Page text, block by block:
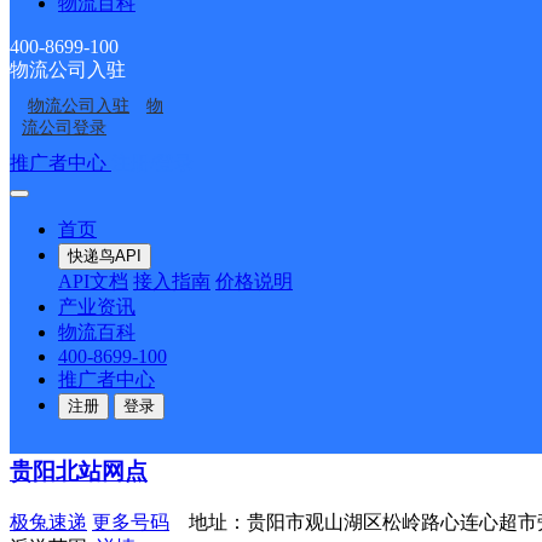
400-8699-100
物流公司入驻
物流公司入驻
物
流公司登录
推广者中心
首页
快递鸟API
API文档 接入指南 价格说明
产业资讯
物流百科
400-8699-100
推广者中心
注册 登录
观山湖永鸿兴百货超市
派送范围:全境
详情
斌辉便利店
顺丰速运 更多号码
派送范围:全境详情
观山湖区高新区
圆通速递 更多号码
派送范围:天一国际、金利大厦、佳境天城、茅台项目部、金
部研发基地1-3号楼、标准厂房、翔明大厦、108安置房、产
中心、上、下坝山路、中铁十二局、老阳关、新阳光菜场、六
贵阳北站网点
极兔速递 更多号码 地址：贵阳市观山湖区松岭路心连心超市